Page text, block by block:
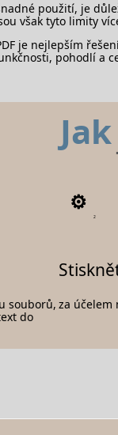
použití, je
však tyto limity
je nejlepším
pohodlí a
souborů,
do
2
za účelem